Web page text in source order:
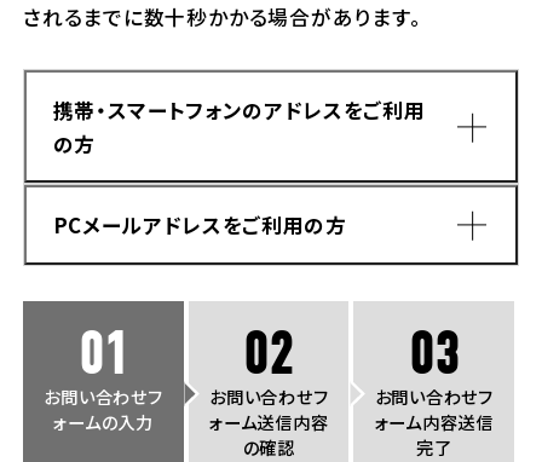
イベント
お問い合わせ
されるまでに数十秒かかる場合があります。
携帯・スマートフォンのアドレスをご利用
の方
PCメールアドレスをご利用の方
01
お問い合わせフ
ォームの入力
02
お問い合わせフ
ォーム送信内容
の確認
03
お問い合わせフ
ォーム内容送信
完了
福島県
ホンダドリーム 板橋
ホンダドリーム 大田
ホンダドリーム 立川
ホンダドリーム 磯子
ホンダドリーム 横浜都筑
ホンダドリーム 名古屋東
ホンダドリーム 豊橋
ホンダドリーム 名古屋上小田井
ホンダドリーム 岐阜
ホンダドリーム 東淀川
京都府
ホンダドリーム 京都伏見
ホンダドリーム 京都北山
徳島県
ホンダドリーム 高松
ホンダドリーム 福岡春日
熊本県
ホンダドリーム 熊本